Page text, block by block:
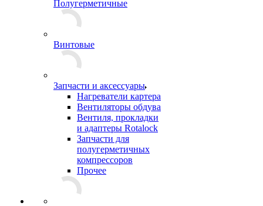
Полугерметичные
Винтовые
Запчасти и аксессуары
Нагреватели картера
Вентиляторы обдува
Вентиля, прокладки
и адаптеры Rotalock
Запчасти для
полугерметичных
компрессоров
Прочее